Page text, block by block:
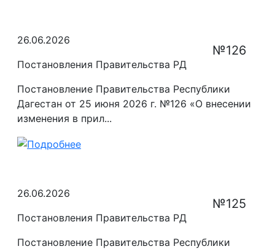
26.06.2026
Постановления Правительства РД
№126
Постановление Правительства Республики
Дагестан от 25 июня 2026 г. №126 «О внесении
изменения в прил...
26.06.2026
Постановления Правительства РД
№125
Постановление Правительства Республики